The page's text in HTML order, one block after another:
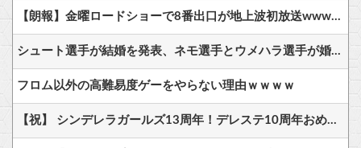
【朗報】金曜ロードショーで8番出口が地上波初放送wwwwwwwww
シュート選手が結婚を発表、ネモ選手とウメハラ選手が婚姻届の証人に。
フロム以外の高難易度ゲーをやらない理由ｗｗｗｗ
【祝】 シンデレラガールズ13周年！デレステ10周年おめでとう！ガチャ更新SSR八神マキノ・イベントSRイヴ、SR望月聖！